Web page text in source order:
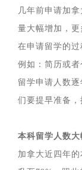
几年前申请加
量大幅增加，
在申请留学的
例如：简历或
留学申请人数
们要提早准备
本科留学人数大
加拿大近四年